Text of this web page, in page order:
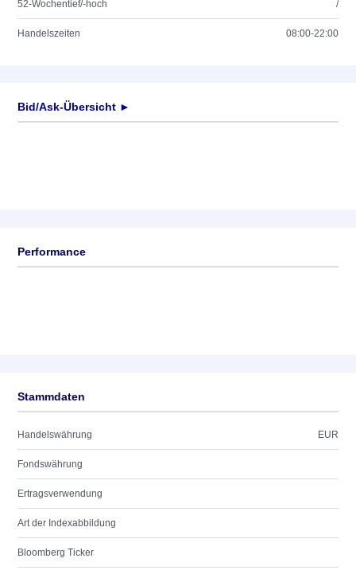
52-Wochentief/-hoch /
Handelszeiten 08:00-22:00
Bid/Ask-Übersicht ►
Performance
Stammdaten
Handelswährung EUR
Fondswährung
Ertragsverwendung
Art der Indexabbildung
Bloomberg Ticker